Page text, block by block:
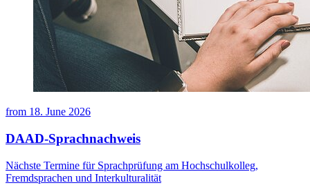
from 18. June 2026
DAAD-Sprachnachweis
Nächste Termine für Sprachprüfung am Hochschulkolleg,
Fremdsprachen und Interkulturalität